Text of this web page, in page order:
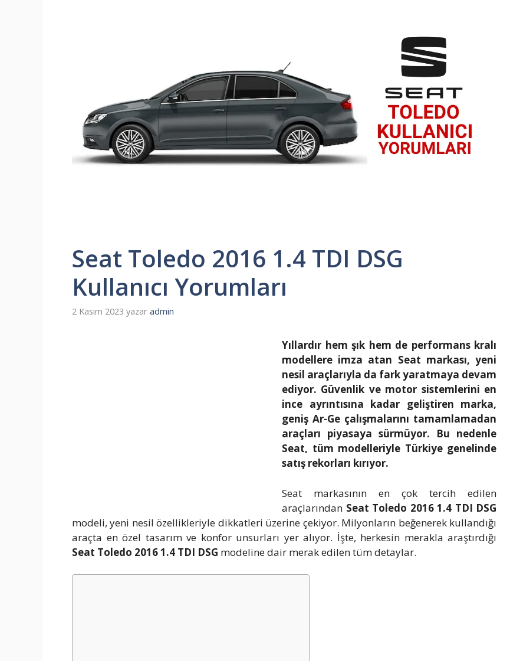
Seat Toledo 2016 1.4 TDI DSG
Kullanıcı Yorumları
2 Kasım 2023 yazar admin
Yıllardır hem şık hem de performans kralı
modellere imza atan Seat markası, yeni
nesil araçlarıyla da fark yaratmaya devam
ediyor. Güvenlik ve motor sistemlerini en
ince ayrıntısına kadar geliştiren marka,
geniş Ar-Ge çalışmalarını tamamlamadan
araçları piyasaya sürmüyor. Bu nedenle
Seat, tüm modelleriyle Türkiye genelinde
satış rekorları kırıyor.
Seat markasının en çok tercih edilen
araçlarından Seat Toledo 2016 1.4 TDI DSG
modeli, yeni nesil özellikleriyle dikkatleri üzerine çekiyor. Milyonların beğenerek kullandığı
araçta en özel tasarım ve konfor unsurları yer alıyor. İşte, herkesin merakla araştırdığı
Seat Toledo 2016 1.4 TDI DSG modeline dair merak edilen tüm detaylar.